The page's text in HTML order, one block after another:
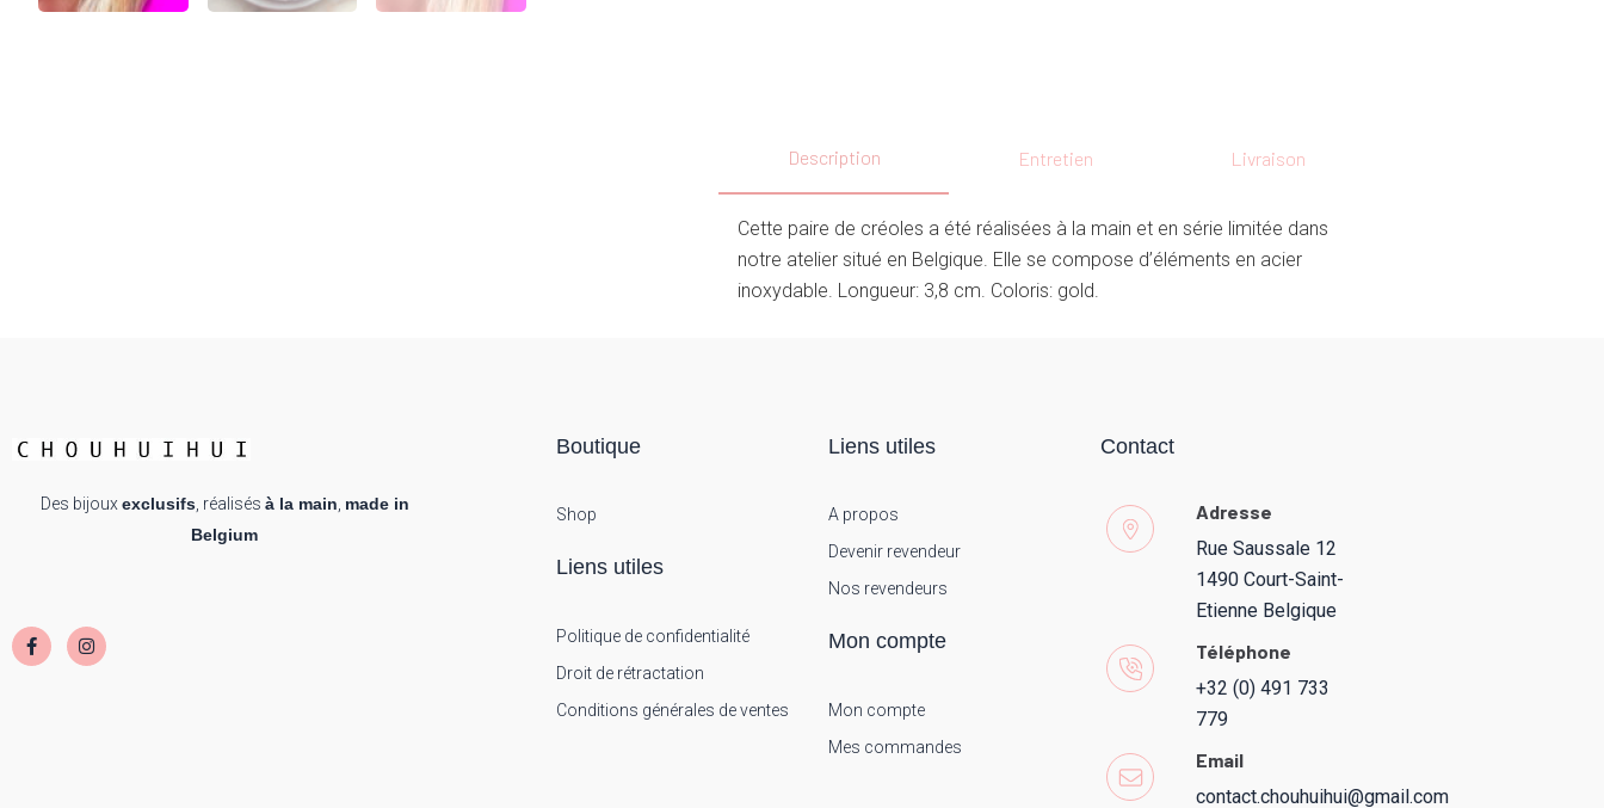
Description Entretien Livraison
Cette paire de créoles a été réalisées à la main et en série limitée dans
notre atelier situé en Belgique. Elle se compose d’éléments en acier
inoxydable. Longueur: 3,8 cm. Coloris: gold.
Des bijoux exclusifs, réalisés à la main made in
Belgium
a
c
e
n
s
t
Boutique
Shop
Liens utiles
Politique de confidentialité
Droit de rétractation
Conditions générales de ventes
Liens utiles
A propos
Devenir revendeur
Nos revendeurs
Mon compte
Mon compte
Mes commandes
Contact
Adresse
Rue Saussale 12
1490 Court-Saint-
Etienne Belgique
Téléphone
+32 (0) 491 733
779
Email
contact.chouhuihui@gmail.com